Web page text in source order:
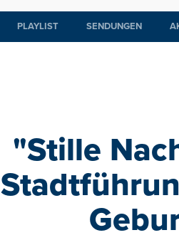
PLAYLIST SENDUNGEN
"Stille